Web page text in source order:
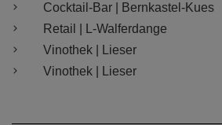
Cocktail-Bar | Bernkastel-Kues
Retail | L-Walferdange
Vinothek | Lieser
Vinothek | Lieser